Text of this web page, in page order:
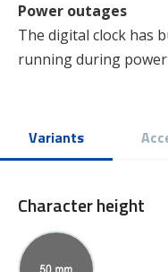
Power outages
The digital clock has
running during
Variants
Character height